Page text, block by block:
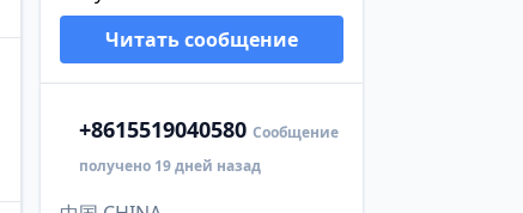
Читать сообщение
+8615519040580 Сообщение
получено 19 дней назад